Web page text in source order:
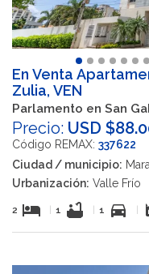
En Venta
Zulia, VEN
Parlamento en San
Precio: USD
Código REMAX: 337622
Ciudad / municipio:
Urbanización: Valle Frío
2 hotel 1 bathtub 1 directions_car